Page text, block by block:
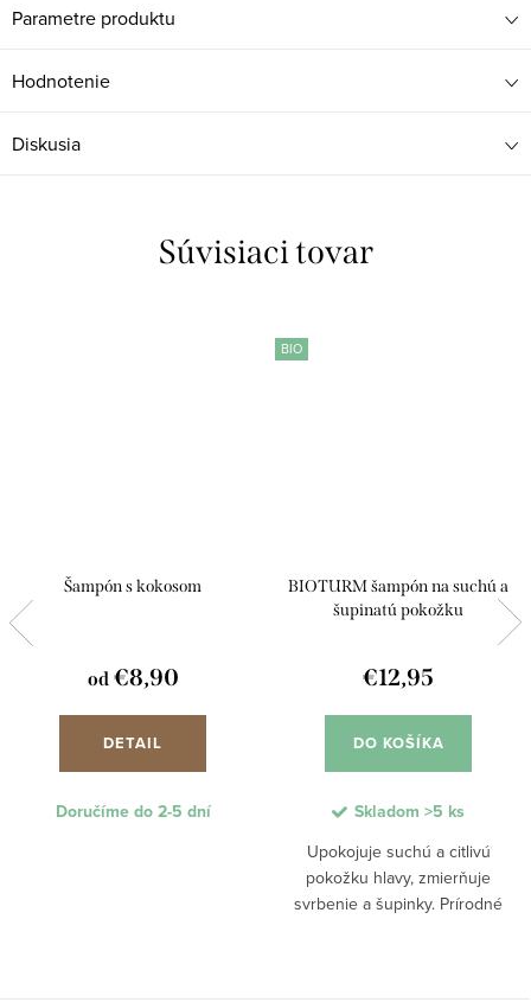
Parametre produktu
Hodnotenie
Diskusia
Súvisiaci tovar
Šampón s kokosom
od€8,90
DETAIL
Doručíme do 2-5 dní
BIO
BIOTURM šampón na suchú a
šupinatú pokožku
€12,95
DO KOŠÍKA
Skladom >5 ks
Upokojuje suchú a citlivú
pokožku hlavy, zmierňuje
svrbenie a šupinky. Prírodné